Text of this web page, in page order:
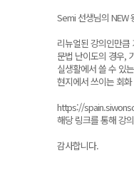
Semi 선생님의 NEW
리뉴얼된 강의인만큼
문법 난이도의 경우,
실생활에서 쓸 수 있
현지에서 쓰이는 회
https://
해당 링크를 통해 강
감사합니다.